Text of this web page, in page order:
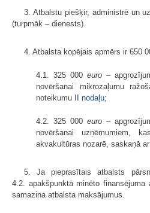
3. Atbalstu piešķir, administrē un
(turpmāk – dienests).
4. Atbalsta kopējais apmērs ir 650
4.1. 325 000 euro –
novēršanai mikrozaļumu
noteikumu II nodaļu;
4.2. 325 000 euro –
novēršanai uzņēmumiem,
akvakultūras nozarē, saskaņā
5. Ja pieprasītais atbalsts
4.2. apakšpunktā minēto finansējuma
samazina atbalsta maksājumus.